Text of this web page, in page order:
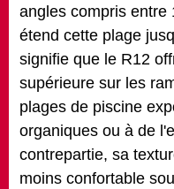
angles compris entre
étend cette plage
signifie que le R12
supérieure sur les
plages de piscine
organiques ou à de
contrepartie, sa
moins confortable